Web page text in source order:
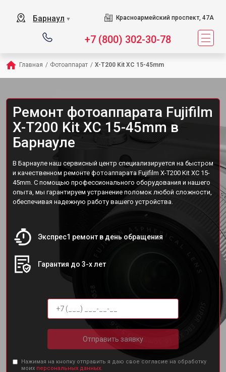
Барнаул ▼ Красноармейский проспект, 47А
+7 (800) 302-30-78
Главная / Фотоаппарат / X-T200 Kit XC 15-45mm
Ремонт фотоаппарата Fujifilm
X-T200 Kit XC 15-45mm в
Барнауле
В Барнауле наш сервисный центр специализируется на быстром
и качественном ремонте фотоаппарата Fujifilm X-T200 Kit XC 15-
45mm. С помощью профессионального оборудования и нашего
опыта, мы гарантируем устранение поломок любой сложности,
обеспечивая надежную работу вашего устройства.
Экспрес1 ремонт в день обращения
Гарантия до 3-х лет
Отправить заявку
Нажимая на кнопку отправить я даю свое согласие на обработку
моих персональных данных.